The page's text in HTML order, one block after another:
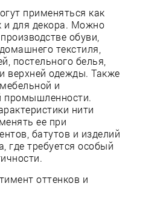
применяться как
и для декора. Можно
обуви,
текстиля,
постельного белья,
верхней одежды. Также
и
промышленности.
нити
ее при
батутов и изделий
где требуется особый
оттенков и